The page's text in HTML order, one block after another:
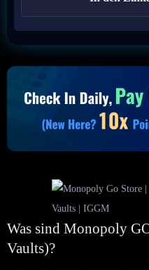
Was sind Monopoly
Vaults)?